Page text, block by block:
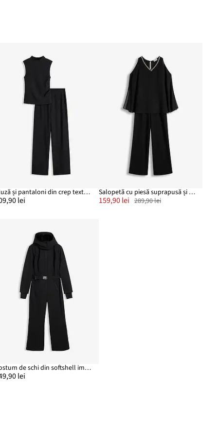
Bluză și pantaloni din crep texturat (set/2 piese)
lei
Salopetă cu piesă suprapusă și ornament cu ștrasuri
159,90 lei 289,90 lei
Costum de schi din softshell impermeabil, cu căptușeală călduroasă
lei